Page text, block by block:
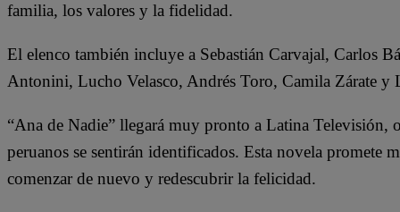
familia, los valores y la fidelidad.
El elenco también incluye a Sebastián Carvajal, Carlos
Antonini, Lucho Velasco, Andrés Toro, Camila Zárate y
“Ana de Nadie” llegará muy pronto a Latina Televisión,
peruanos se sentirán identificados. Esta novela promete
comenzar de nuevo y redescubrir la felicidad.